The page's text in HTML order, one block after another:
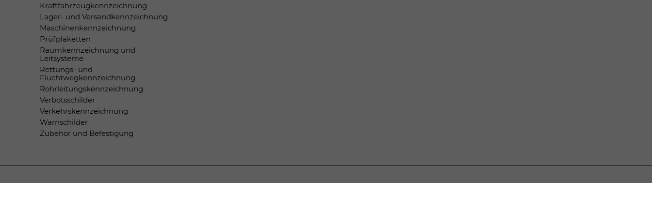
Kraftfahrzeugkennzeichnung
Lager- und Versandkennzeichnung
Maschinenkennzeichnung
Prüfplaketten
Raumkennzeichnung und
Leitsysteme
Rettungs- und
Fluchtwegkennzeichnung
Rohrleitungskennzeichnung
Verbotsschilder
Verkehrskennzeichnung
Warnschilder
Zubehör und Befestigung